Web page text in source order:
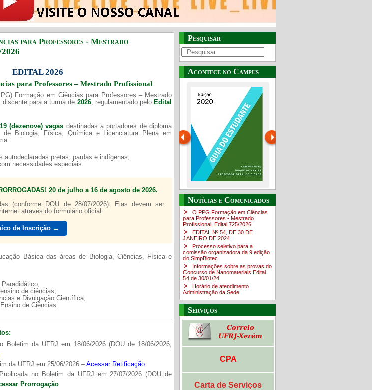
para Professores - Mestrado
EDITAL 2026
para Professores – Mestrado Profissional
Formação em Ciências para Professores – Mestrado
para a turma de 2026, regulamentado pelo Edital
19 (dezenove) vagas destinadas a portadores de diploma
Biologia, Física, Química e Licenciatura Plena em
autodeclaradas pretas, pardas e indígenas;
necessidades especiais.
20 de julho a 16 de agosto de 2026.
(conforme DOU de 28/07/2026). Elas devem ser
através do formulário oficial.
de Inscrição →
Básica das áreas de Biologia, Ciências, Física e
de ciências;
e Divulgação Científica;
de Ciências.
Boletim da UFRJ em 18/06/2026 (DOU de 18/06/2026,
da UFRJ em 25/06/2026 –Acessar Retificação
no Boletim da UFRJ em 27/07/2026 (DOU de
Prorrogação
Pesquisar
Acontece no Campus
Guia do estudante
https://www.youtube.com/channel/UC46BbEKCwNCdJvi4sNpOf3w
Notícias e Comunicados
O PPG Formação em Ciências
para Professores - Mestrado
Profissional, Edital ​725/202​6
EDITAL Nº 54, DE 30 DE
JANEIRO DE 2024
Processo seletivo para a
comissão organizadora da 9 edição
do SimpBiotec
Informações sobre as provas do
Concurso de Nanomateriais Edital
54 de 30/01/24
Horário de atendimento
Administração da Sede
Serviços
CPA
Carta de Serviços